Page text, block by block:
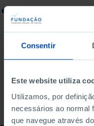
Consentir
Este website utiliza
Utilizamos, por
necessários ao normal
que navegue através
O QUE PROCURA?
Para pesquisar uma